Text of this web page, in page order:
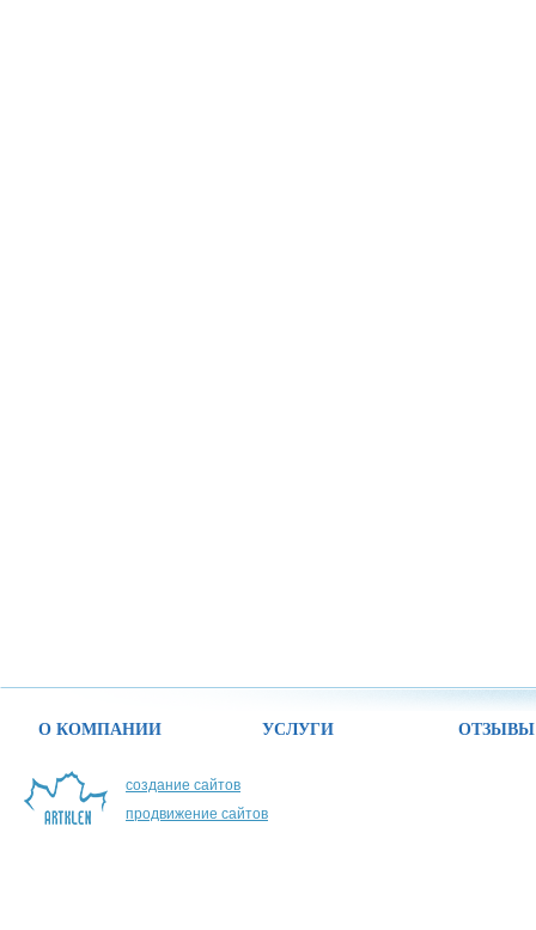
О КОМПАНИИ УСЛУГИ ОТЗЫВЫ
создание сайтов
продвижение сайтов